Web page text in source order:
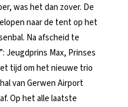
was het dan zover. De
naar de tent op het
Na afscheid te
Jeugdprins Max, Prinses
tijd om het nieuwe trio
van Gerwen Airport
Op het alle laatste